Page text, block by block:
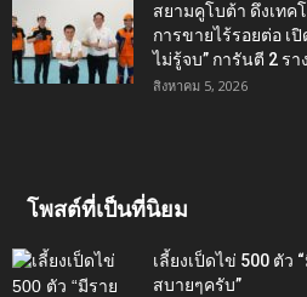
สยามคูโบต้า ดึงเทค
การขายไร้รอยต่อ เ
ไม่รู้จบ” การันตี 2 ร
สิงหาคม 5, 2026
โพสต์ที่เป็นที่นิยม
เลี้ยงเป็ดไข่ 500 ตัว
สบายๆครับ”